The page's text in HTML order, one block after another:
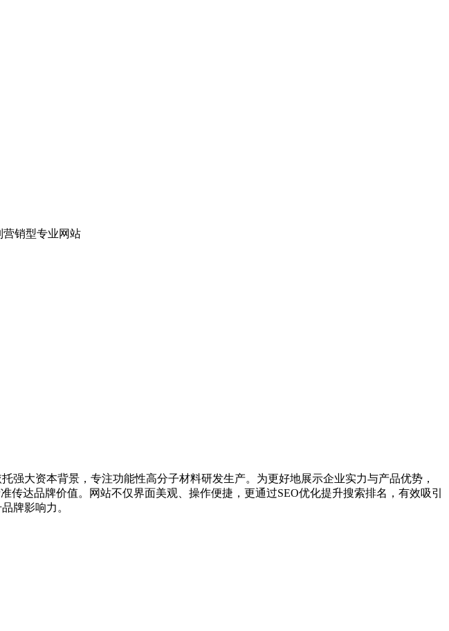
大资本背景，专注功能性高分子材料研发生产。为更好地展示企业实力与产品优势，
达品牌价值。网站不仅界面美观、操作便捷，更通过SEO优化提升搜索排名，有效吸引
牌影响力。